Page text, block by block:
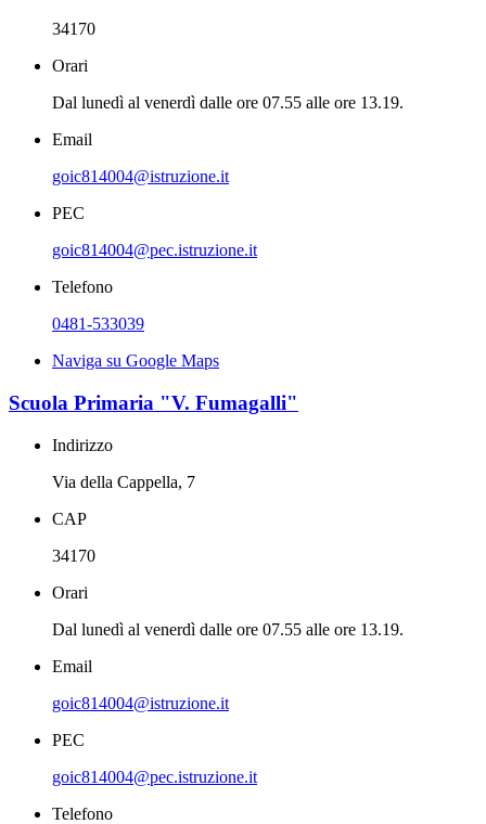
34170
Orari
Dal lunedì al venerdì dalle ore 07.55 alle ore 13.19.
Email
goic814004@istruzione.it
PEC
goic814004@pec.istruzione.it
Telefono
0481-533039
Naviga su Google Maps
Scuola Primaria "V. Fumagalli"
Indirizzo
Via della Cappella, 7
CAP
34170
Orari
Dal lunedì al venerdì dalle ore 07.55 alle ore 13.19.
Email
goic814004@istruzione.it
PEC
goic814004@pec.istruzione.it
Telefono